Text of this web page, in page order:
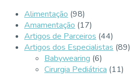
Alimentação (98)
Amamentação (17)
Artigos de Parceiros (44)
Artigos dos Especialistas (89)
Babywearing (6)
Cirurgia Pediátrica (11)